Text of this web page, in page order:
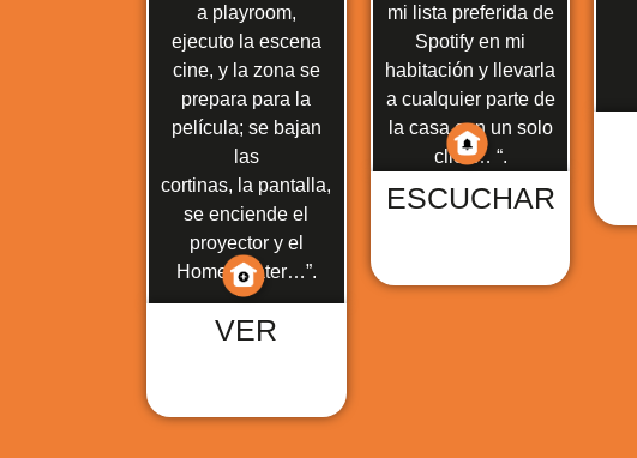
a playroom,
ejecuto la escena
cine, y la zona se
prepara para la
película; se bajan
las
cortinas, la pantalla,
se enciende el
proyector y el
Hometheater…”.
VER
mi lista preferida de
Spotify en mi
habitación y llevarla
a cualquier parte de
la casa con un solo
click… “.
ESCUCHAR